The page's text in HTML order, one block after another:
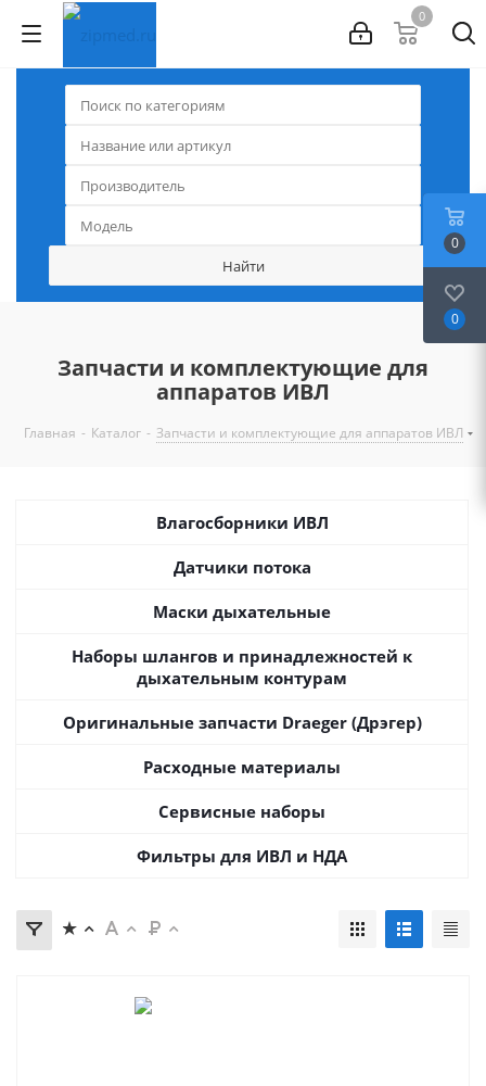
0
Запчасти и комплектующие для
аппаратов ИВЛ
Главная - Каталог - Запчасти и комплектующие для аппаратов ИВЛ
Влагосборники ИВЛ
Датчики потока
Маски дыхательные
Наборы шлангов и принадлежностей к
дыхательным контурам
Оригинальные запчасти Draeger (Дрэгер)
Расходные материалы
Сервисные наборы
Фильтры для ИВЛ и НДА
0
0